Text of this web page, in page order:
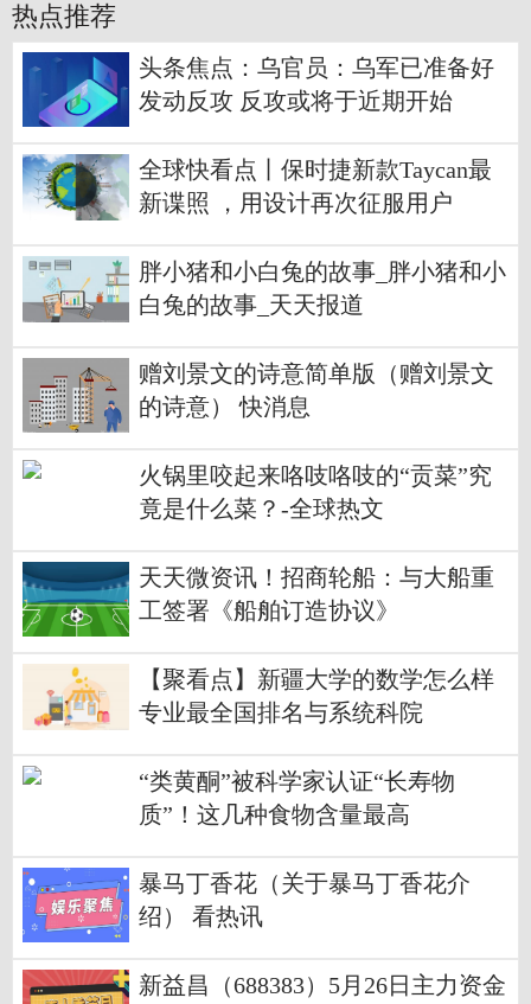
热点推荐
头条焦点：乌官员：乌军已准备好
发动反攻 反攻或将于近期开始
全球快看点丨保时捷新款Taycan最
新谍照 ，用设计再次征服用户
胖小猪和小白兔的故事_胖小猪和小
白兔的故事_天天报道
赠刘景文的诗意简单版（赠刘景文
的诗意） 快消息
火锅里咬起来咯吱咯吱的“贡菜”究
竟是什么菜？-全球热文
天天微资讯！招商轮船：与大船重
工签署《船舶订造协议》
【聚看点】新疆大学的数学怎么样
专业最全国排名与系统科院
“类黄酮”被科学家认证“长寿物
质”！这几种食物含量最高
暴马丁香花（关于暴马丁香花介
绍） 看热讯
新益昌（688383）5月26日主力资金